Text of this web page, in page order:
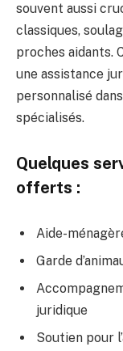
souvent aussi
classiques,
proches aidants.
une assistance
personnalisé
spécialisés.
Quelques
offerts :
Aide-
Garde
juridique
Soutien pour